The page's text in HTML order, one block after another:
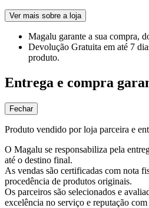
Ver mais sobre a loja
Magalu garante a sua compra,
Devolução Gratuita em até 7
produto.
Entrega e compra
Fechar
Produto vendido por loja parceira e
O Magalu se responsabiliza pela
até o destino final.
As vendas são certificadas com nota
procedência de produtos originais.
Os parceiros são selecionados e
excelência no serviço e reputação